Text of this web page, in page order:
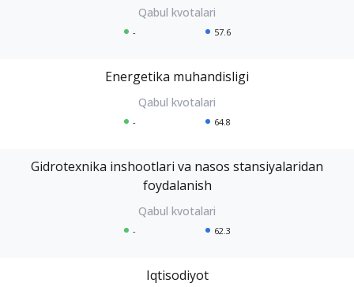
- 57.6
Energetika muhandisligi
- 64.8
Gidrotexnika inshootlari va nasos stansiyalaridan
foydalanish
- 62.3
Iqtisodiyot